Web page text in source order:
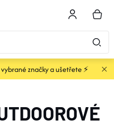
KOŠÍK
značky a ušetřete ⚡